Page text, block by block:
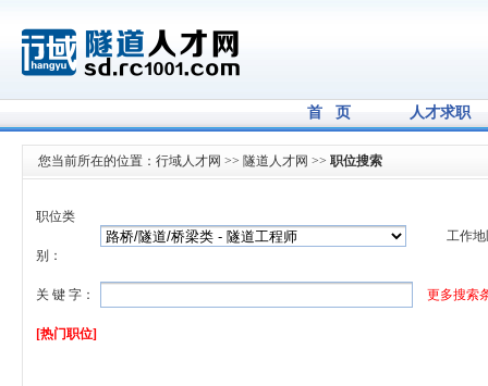
首 页 人才求职
您当前所在的位置： 行域人才网 >> 隧道人才网 >> 职位搜索
职位类
别：
工作
关 键 字： 更多搜索
[热门职位]